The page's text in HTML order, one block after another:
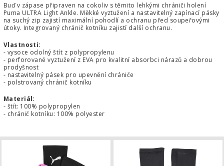
Buď v zápase připraven na cokoliv s těmito lehkými chrániči holení
Puma ULTRA Light Ankle. Měkké vyztužení a nastavitelný zapínací pásky
na suchý zip zajistí maximální pohodlí a ochranu před soupeřovými
útoky. Integrovaný chránič kotníku zajistí další ochranu.
Vlastnosti:
- vysoce odolný štít z polypropylenu
- perforované vyztužení z EVA pro kvalitní absorbci nárazů a dobrou
prodyšnost
- nastavitelný pásek pro upevnění chrániče
- polstrovaný chránič kotníku
Materiál:
- štít: 100% polypropylen
- chránič kotníku: 100% polyester